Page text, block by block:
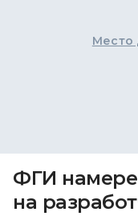
Место
ФГИ
на